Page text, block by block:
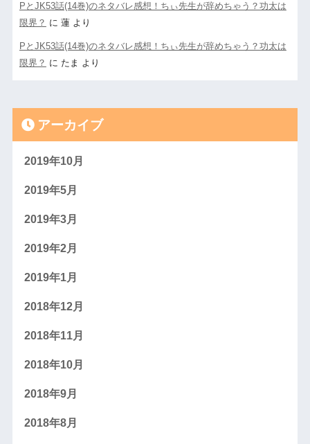
PとJK53話(14巻)のネタバレ感想！ちぃ先生が辞めちゃう？功太は
限界？ に 蓮より
PとJK53話(14巻)のネタバレ感想！ちぃ先生が辞めちゃう？功太は
限界？ に たま より
アーカイブ
2019年10月
2019年5月
2019年3月
2019年2月
2019年1月
2018年12月
2018年11月
2018年10月
2018年9月
2018年8月